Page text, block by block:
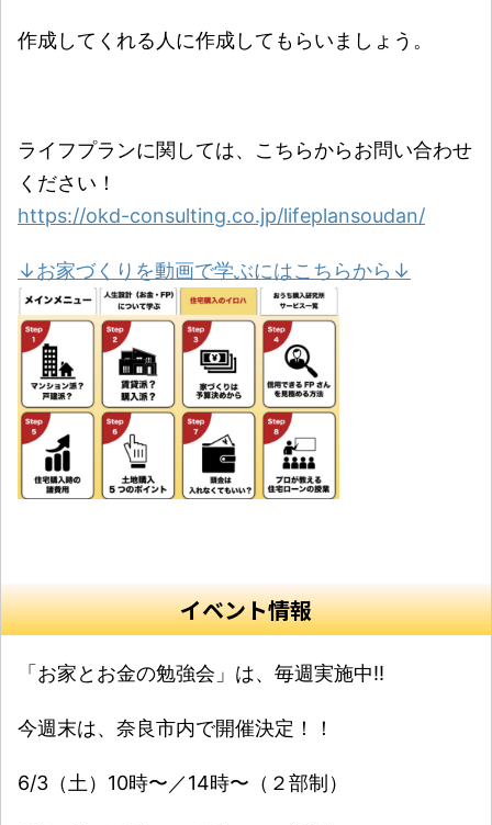
作成してくれる人に作成してもらいましょう。
ライフプランに関しては、こちらからお問い合わせ
ください！
https://okd-consulting.co.jp/lifeplansoudan/
↓お家づくりを動画で学ぶにはこちらから↓
イベント情報
「お家とお金の勉強会」は、毎週実施中‼️
今週末は、奈良市内で開催決定！！
6/3（土）10時〜／14時〜（２部制）